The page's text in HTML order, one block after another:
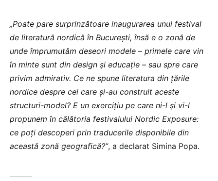
„Poate pare surprinzătoare inaugurarea unui festival
de literatură nordică în București, însă e o zonă de
unde împrumutăm deseori modele – primele care vin
în minte sunt din design și educație – sau spre care
privim admirativ. Ce ne spune literatura din țările
nordice despre cei care și-au construit aceste
structuri-model? E un exercițiu pe care ni-l și vi-l
propunem în călătoria festivalului Nordic Exposure:
ce poți descoperi prin traducerile disponibile din
această zonă geografică?”, a declarat Simina Popa.